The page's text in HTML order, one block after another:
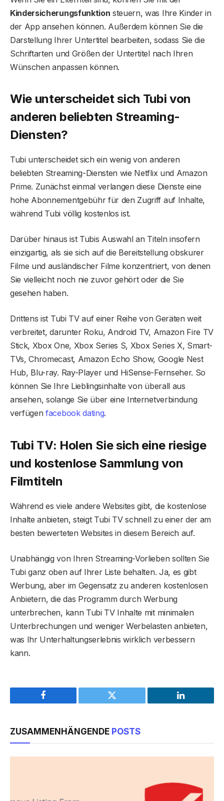
Kindersicherungsfunktion steuern, was Ihre Kinder in
der App ansehen können. Außerdem können Sie die
Darstellung Ihrer Untertitel bearbeiten, sodass Sie die
Schriftarten und Größen der Untertitel nach Ihren
Wünschen anpassen können.
Wie unterscheidet sich Tubi von
anderen beliebten Streaming-
Diensten?
Tubi unterscheidet sich ein wenig von anderen
beliebten Streaming-Diensten wie Netflix und Amazon
Prime. Zunächst einmal verlangen diese Dienste eine
hohe Abonnementgebühr für den Zugriff auf Inhalte,
während Tubi völlig kostenlos ist.
Darüber hinaus ist Tubis Auswahl an Titeln insofern
einzigartig, als sie sich auf die Bereitstellung obskurer
Filme und ausländischer Filme konzentriert, von denen
Sie vielleicht noch nie zuvor gehört oder die Sie
gesehen haben.
Drittens ist Tubi TV auf einer Reihe von Geräten weit
verbreitet, darunter Roku, Android TV, Amazon Fire TV
Stick, Xbox One, Xbox Series S, Xbox Series X, Smart-
TVs, Chromecast, Amazon Echo Show, Google Nest
Hub, Blu-ray. Ray-Player und HiSense-Fernseher. So
können Sie Ihre Lieblingsinhalte von überall aus
ansehen, solange Sie über eine Internetverbindung
verfügenfacebook dating.
Tubi TV: Holen Sie sich eine riesige
und kostenlose Sammlung von
Filmtiteln
Während es viele andere Websites gibt, die kostenlose
Inhalte anbieten, steigt Tubi TV schnell zu einer der am
besten bewerteten Websites in diesem Bereich auf.
Unabhängig von Ihren Streaming-Vorlieben sollten Sie
Tubi ganz oben auf Ihrer Liste behalten. Ja, es gibt
Werbung, aber im Gegensatz zu anderen kostenlosen
Anbietern, die das Programm durch Werbung
unterbrechen, kann Tubi TV Inhalte mit minimalen
Unterbrechungen und weniger Werbelasten anbieten,
was Ihr Unterhaltungserlebnis wirklich verbessern
kann.
Facebook Twitter LinkedIn
ZUSAMMENHÄNGENDE POSTS